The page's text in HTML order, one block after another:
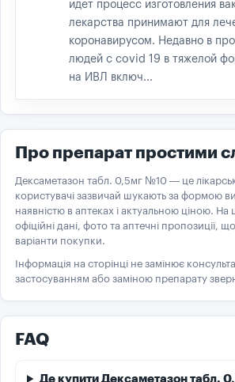
идет процесс изготовления
лекарства принимают для
коронавирусом. Недавно в
людей с covid 19 в тяжелой
на ИВЛ включ...
Про препарат простими
Дексаметазон табл. 0,5мг №10 — це
користувачі зазвичай шукають за формою
наявністю в аптеках і актуальною ціною. На
офіційні дані, фото та аптечні пропозиції,
варіанти покупки.
Інформація на сторінці не замінює
застосуванням або заміною препарату
FAQ
Де купити Дексаметазон табл.